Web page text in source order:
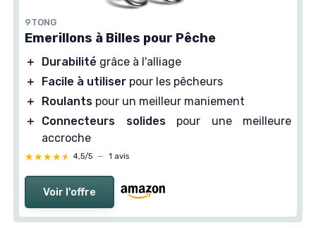
9TONG
Emerillons à Billes pour Pêche
＋ Durabilité grâce à l'alliage
＋
Facile à utiliser pour les pêcheurs
＋
Roulants pour un meilleur maniement
＋
Connecteurs solidespour une meilleure
accroche
★★★★★
★★★★★ 4,5/5 — 1 avis
Voir l'offre